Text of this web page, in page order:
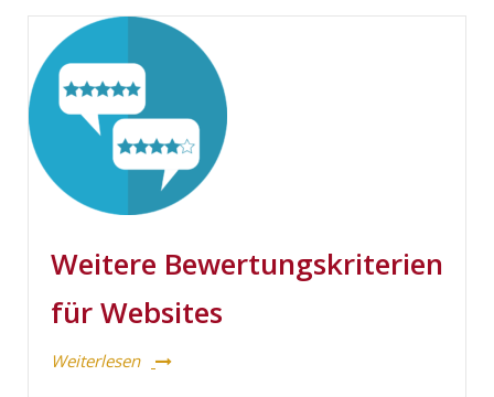
Weitere Bewertungskriterien
für Websites
Weiterlesen